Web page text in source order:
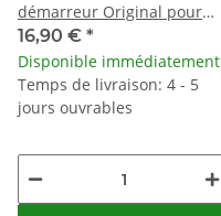
démarreur Original pour
Honda CB 125 F # 2015-2020
16,90 € *
Disponible immédiatement
Temps de livraison: 4 - 5
jours ouvrables